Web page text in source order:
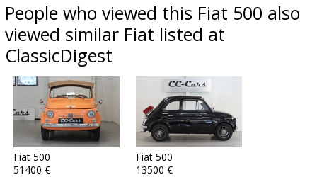
People who viewed this Fiat 500 also
viewed similar Fiat listed at
ClassicDigest
Fiat 500
51400 €
Fiat 500
13500 €